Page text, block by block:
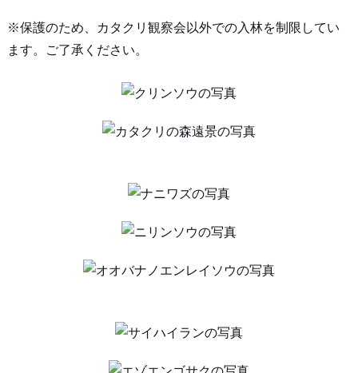
※保護のため、カタクリ観察会以外での入林を制限してい
ます。ご了承ください。